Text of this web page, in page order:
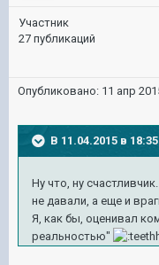
Участник
27 публикаций
Опубликовано: 11 апр
В 11.04.2015 в
Ну что, ну
не давали, а еще и
Я, как бы, оценивал
реальностью"